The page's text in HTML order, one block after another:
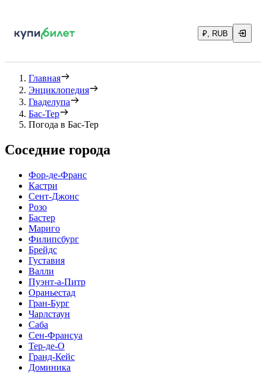
₽, RUB
Главная
Энциклопедия
Гваделупа
Бас-Тер
Погода в Бас-Тер
Соседние города
Фор-де-Франс
Кастри
Сент-Джонс
Розо
Бастер
Мариго
Филипсбург
Брейдс
Густавия
Валли
Пуэнт-а-Питр
Ораньестад
Гран-Бург
Чарлстаун
Саба
Сен-Франсуа
Тер-де-О
Гранд-Кейс
Доминика